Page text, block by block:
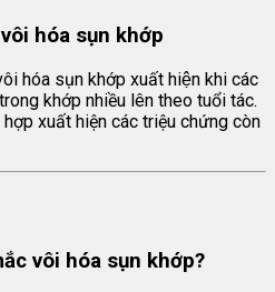
hóa sụn khớp
hóa sụn khớp xuất hiện khi các
khớp nhiều lên theo tuổi tác.
xuất hiện các triệu chứng còn
vôi hóa sụn khớp?